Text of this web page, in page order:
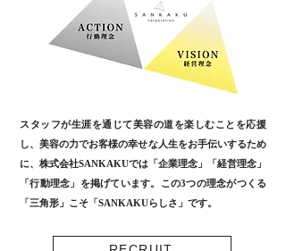
スタッフが生涯を通じて美容の道を楽しむことを応援
し、美容の力でお客様の幸せな人生をお手伝いするため
に、株式会社SANKAKUでは「企業理念」「経営理念」
「行動理念」を掲げています。この3つの理念がつくる
「三角形」こそ「SANKAKUらしさ」です。